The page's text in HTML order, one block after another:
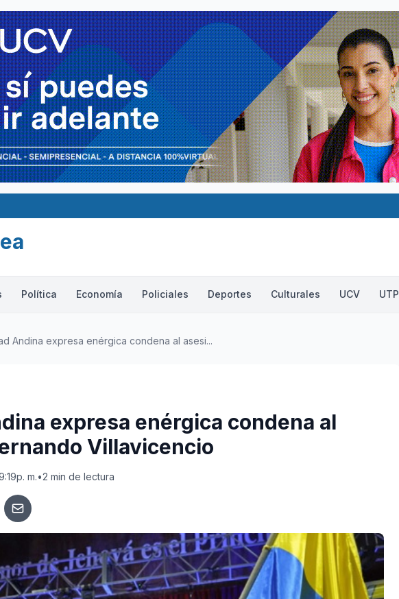
Política Economía Policiales Deportes Culturales UCV UTP
Andina expresa enérgica condena al asesi...
expresa enérgica condena al
Villavicencio
m.•2 min de lectura